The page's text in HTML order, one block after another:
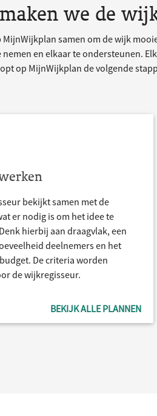
we de
samen om de wijk
en elkaar te ondersteunen.
op MijnWijkplan de volgende
bekijkt samen met de
er nodig is om het idee te
hierbij aan draagvlak, een
deelnemers en het
De criteria worden
de wijkregisseur.
BEKIJK ALLE PLANNEN